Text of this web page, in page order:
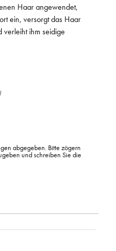
abgegeben. Bitte zögern
und schreiben Sie die
Haar angewendet,
ein, versorgt das Haar
verleiht ihm seidige